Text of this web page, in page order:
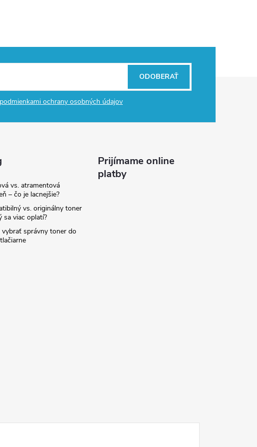
podmienkami ochrany osobných údajov
ODOBERAŤ
vs. atramentová
– čo je lacnejšie?
vs. originálny toner
sa viac oplatí?
správny toner do
Prijímame online
platby